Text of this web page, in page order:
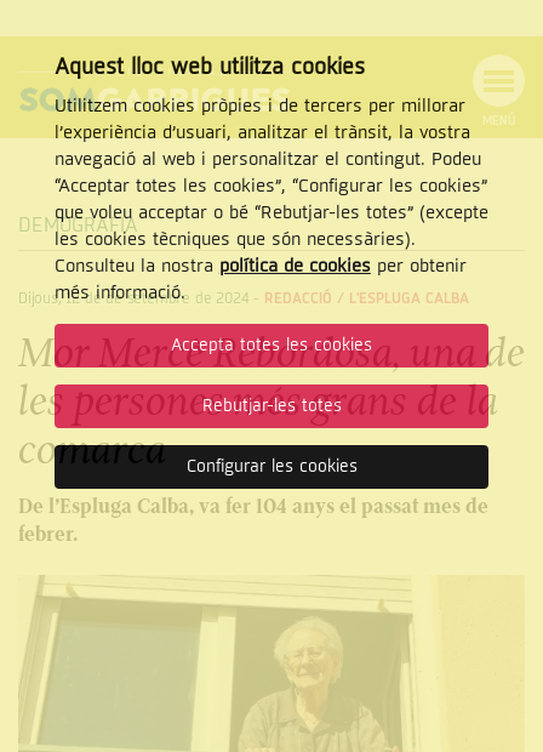
NAVEGACIÓ
MENÚ
Cercar
CERCAR
DEMOGRAFIA
Dijous, 12 de de setembre de 2024 - REDACCIÓ / L'ESPLUGA CALBA
Mor Mercè Rebordosa, una de
les persones més grans de la
comarca
De l’Espluga Calba, va fer 104 anys el passat mes de
febrer.
Aquest lloc web utilitza cookies
Utilitzem cookies pròpies i de tercers per millorar
l’experiència d’usuari, analitzar el trànsit, la vostra
navegació al web i personalitzar el contingut. Podeu
“Acceptar totes les cookies”, “Configurar les cookies”
que voleu acceptar o bé “Rebutjar-les totes” (excepte
les cookies tècniques que són necessàries).
Consulteu la nostra política de cookiesper obtenir
més informació.
Accepta totes les cookies
Rebutjar-les totes
Configurar les cookies